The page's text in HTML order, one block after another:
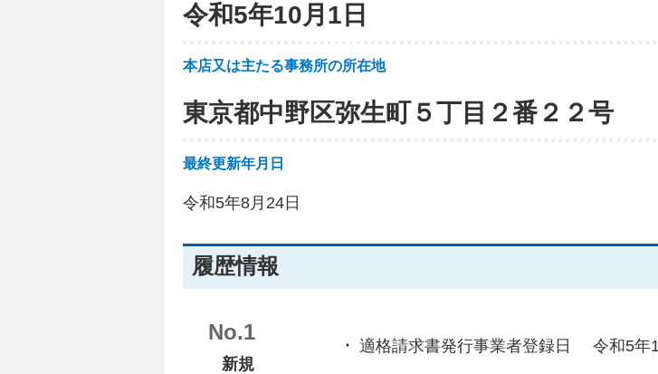
令和5年10月1日
本店又は主たる事務所の所在地
東京都中野区弥生町５丁目２番２２号
最終更新年月日
令和5年8月24日
履歴情報
No.1
新規
適格請求書発行事業者登録日 令和5年